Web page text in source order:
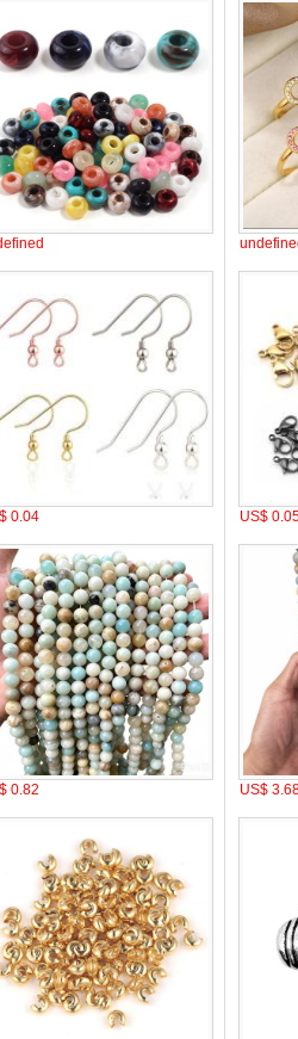
0.04 US$
0.82 US$